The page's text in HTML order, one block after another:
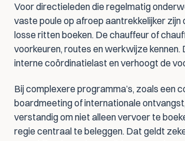
Voor directieleden die regelmatig
vaste poule op afroep aantrekkelijker zijn
losse ritten boeken. De chauffeur of
voorkeuren, routes en werkwijze
interne coördinatielast en verhoogt de
Bij complexere programma’s, zoals een
boardmeeting of internationale
verstandig om niet alleen vervoer te
regie centraal te beleggen. Dat geldt